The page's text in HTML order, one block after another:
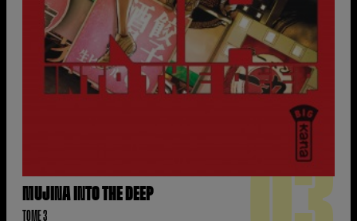
MUJINA INTO THE DEEP
TOME 3